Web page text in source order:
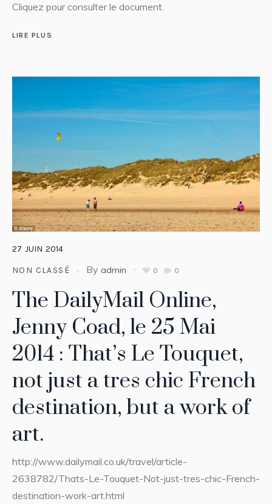
Cliquez pour consulter le document.
LIRE PLUS
27 JUIN 2014
NON CLASSÉ By admin 0 0
The DailyMail Online,
Jenny Coad, le 25 Mai
2014 : That’s Le Touquet,
not just a tres chic French
destination, but a work of
art.
http://www.dailymail.co.uk/travel/article-
2638782/Thats-Le-Touquet-Not-just-tres-chic-French-
destination-work-art.html